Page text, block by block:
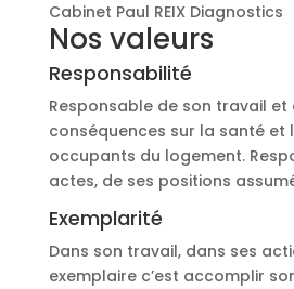
Cabinet Paul REIX Diagnostics
Nos valeurs
Responsabilité
Responsable de son travail et
conséquences sur la santé et
occupants du logement.
actes, de ses positions
Exemplarité
Dans son travail, dans ses
exemplaire c’est accomplir